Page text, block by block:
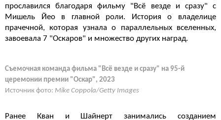
прославился благодаря фильму "Всё везде и сразу" с
Мишель Йео в главной роли. История о владелице
прачечной, которая узнала о параллельных вселенных,
завоевала 7 "Оскаров" и множество других наград.
Съемочная команда фильма "Всё везде и сразу" на 95-й
церемонии премии "Оскар", 2023
Источник фото: Mike Coppola/Getty Images
Ранее Кван и Шайнерт занимались созданием